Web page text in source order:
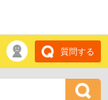
質問する